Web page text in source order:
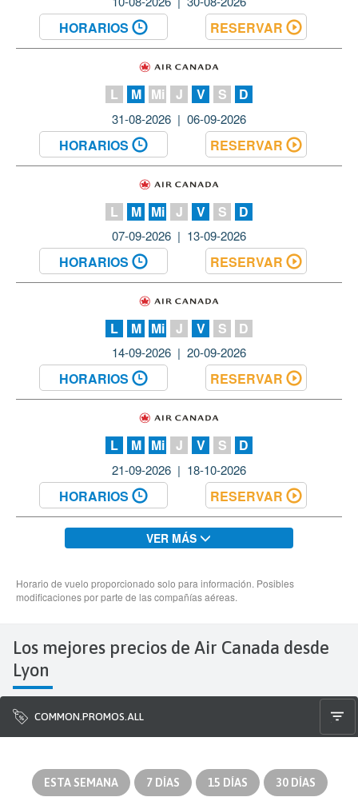
Los mejores precios de Air Canada desde
Lyon
COMMON.PROMOS.ALL
ESTA SEMANA 7 DÍAS 15 DÍAS 30 DÍAS